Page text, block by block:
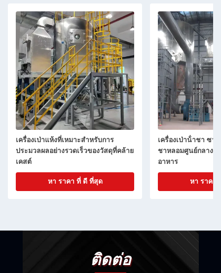
เป่าแห้งที่เหมาะสําหรับการ
ลผลอย่างรวดเร็วของวัสดุที่คล้าย
หา ราคา ที่ ดี ที่สุด
เครื่องเป่าน้ําชา ซาโปนิน เครื่อ
ชาหลอมศูนย์กลางที่ใช้ในอุตสา
หา ราคา ที่ ดี ที่สุด
ติดต่อ